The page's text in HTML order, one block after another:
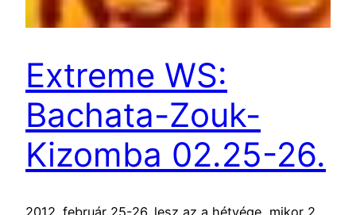
Extreme WS:
Bachata-Zouk-
Kizomba 02.25-26.